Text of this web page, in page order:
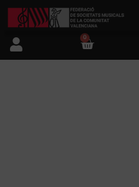
FSMCV
0